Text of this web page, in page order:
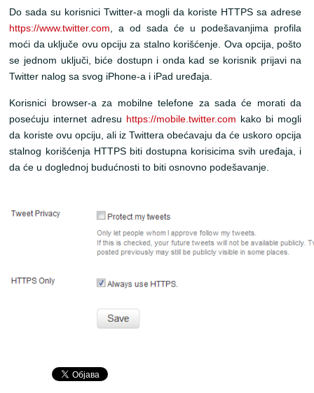
Do sada su korisnici Twitter-a mogli da koriste HTTPS sa adrese
https://www.twitter.com, a od sada će u podešavanjima profila
moći da uključe ovu opciju za stalno korišćenje. Ova opcija, pošto
se jednom uključi, biće dostupn i onda kad se korisnik prijavi na
Twitter nalog sa svog iPhone-a i iPad uređaja.
Korisnici browser-a za mobilne telefone za sada će morati da
posećuju internet adresu https://mobile.twitter.com kako bi mogli
da koriste ovu opciju, ali iz Twittera obećavaju da će uskoro opcija
stalnog korišćenja HTTPS biti dostupna korisicima svih uređaja, i
da će u doglednoj budućnosti to biti osnovno podešavanje.